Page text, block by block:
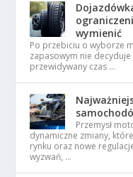
wymienić
Po przebiciu o wyborze
zapasowym nie
przewidywany czas …
Przemysł
dynamiczne zmiany,
rynku oraz nowe
wyzwań, …